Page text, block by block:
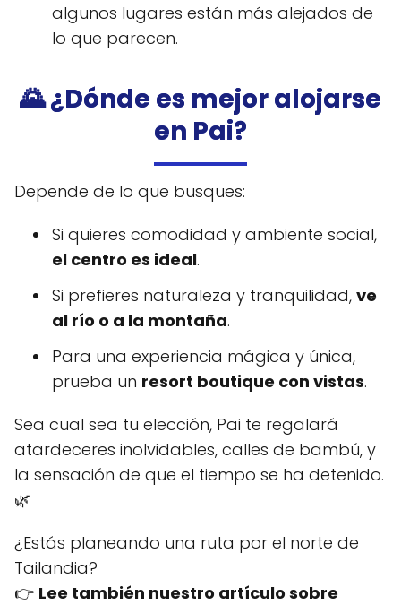
algunos lugares están más alejados de
lo que parecen.
🌄 ¿Dónde es mejor alojarse
en Pai?
Depende de lo que busques:
Si quieres comodidad y ambiente social,
el centro es ideal.
Si prefieres naturaleza y tranquilidad, ve
al río o a la montaña.
Para una experiencia mágica y única,
prueba un resort boutique con vistas.
Sea cual sea tu elección, Pai te regalará
atardeceres inolvidables, calles de bambú, y
la sensación de que el tiempo se ha detenido.
🌿
¿Estás planeando una ruta por el norte de
Tailandia?
👉 Lee también nuestro artículo sobre